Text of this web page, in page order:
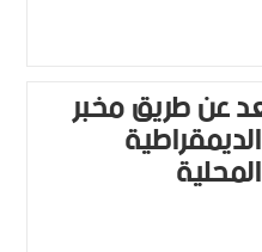
عن طريق مخبر